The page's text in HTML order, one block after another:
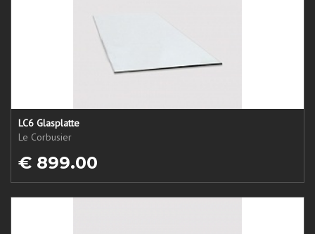
LC6 Glasplatte
Le Corbusier
€ 899.00